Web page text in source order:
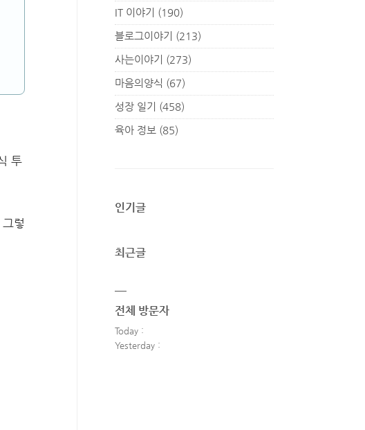
투
렇
IT 이야기 (190)
블로그이야기 (213)
사는이야기 (273)
마음의양식 (67)
성장 일기 (458)
육아 정보 (85)
인기글
최근글
전체 방문자
Today :
Yesterday :